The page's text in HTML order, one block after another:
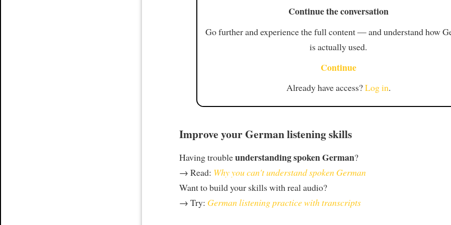
Continue the conversation
Go further and experience the full content — and understand how
is actually used.
Continue
Already have access?Log in.
Improve your German listening skills
Having troubleunderstanding spoken German?
→ Read: Why you can't understand spoken German
Want to build your skills with real audio?
→ Try: German listening practice with transcripts